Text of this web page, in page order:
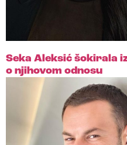
Seka Aleksić šokirala
o njihovom odnosu